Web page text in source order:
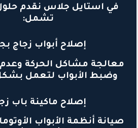
في استايل جلاس نقدم
تشمل:
إصلاح أبواب زجاج
معالجة مشاكل الحركة وعدم
وضبط الأبواب لتعمل
إصلاح ماكينة باب
صيانة أنظمة الأبواب